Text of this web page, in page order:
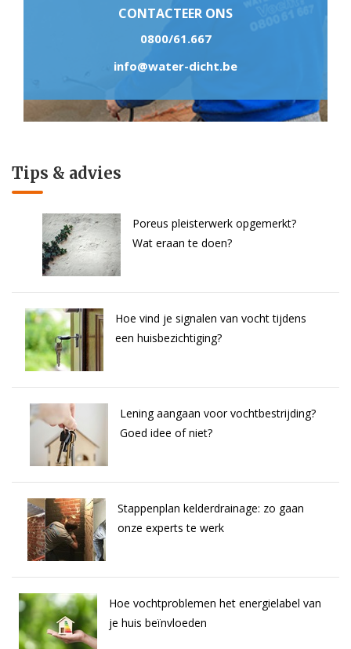
CONTACTEER ONS
0800/61.667
info@water-dicht.be
Tips & advies
Poreus pleisterwerk opgemerkt?
Wat eraan te doen?
Hoe vind je signalen van vocht tijdens
een huisbezichtiging?
Lening aangaan voor vochtbestrijding?
Goed idee of niet?
Stappenplan kelderdrainage: zo gaan
onze experts te werk
Hoe vochtproblemen het energielabel van
je huis beïnvloeden